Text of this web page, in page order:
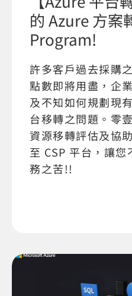
的 Azure 方案
Program!
許多客戶過去採購
點數即將用盡，企
及不知如何規劃現
台移轉之問題。零
資源移轉評估及協
至 CSP 平台，讓
務之苦!!